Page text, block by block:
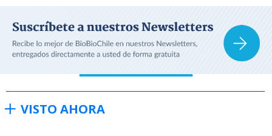
VISTO AHORA